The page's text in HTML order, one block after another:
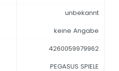
unbekannt
keine Angabe
4260059979962
PEGASUS SPIELE